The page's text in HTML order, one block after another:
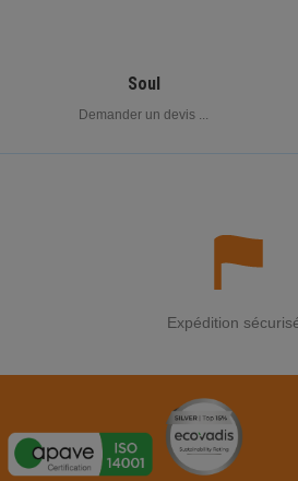
Soul
Demander un devis ...
Expédition